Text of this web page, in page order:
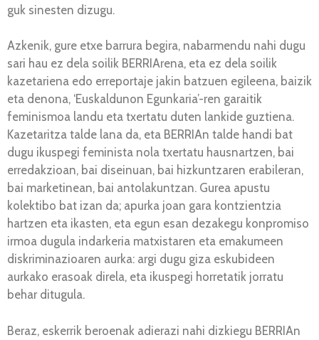
guk sinesten dizugu.
Azkenik, gure etxe barrura begira, nabarmendu nahi dugu
sari hau ez dela soilik BERRIArena, eta ez dela soilik
kazetariena edo erreportaje jakin batzuen egileena, baizik
eta denona, ‘Euskaldunon Egunkaria’-ren garaitik
feminismoa landu eta txertatu duten lankide guztiena.
Kazetaritza talde lana da, eta BERRIAn talde handi bat
dugu ikuspegi feminista nola txertatu hausnartzen, bai
erredakzioan, bai diseinuan, bai hizkuntzaren erabileran,
bai marketinean, bai antolakuntzan. Gurea apustu
kolektibo bat izan da; apurka joan gara kontzientzia
hartzen eta ikasten, eta egun esan dezakegu konpromiso
irmoa dugula indarkeria matxistaren eta emakumeen
diskriminazioaren aurka: argi dugu giza eskubideen
aurkako erasoak direla, eta ikuspegi horretatik jorratu
behar ditugula.
Beraz, eskerrik beroenak adierazi nahi dizkiegu BERRIAn